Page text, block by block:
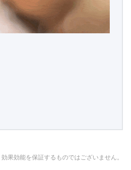
ル4F
byEmanon